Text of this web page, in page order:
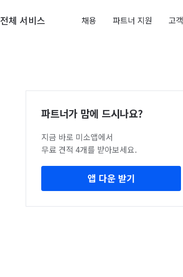
전체 서비스 채용 파트너 지원 고
파트너가 맘에 드시나요?
지금 바로 미소앱에서
무료 견적 4개를 받아보세요.
앱 다운 받기